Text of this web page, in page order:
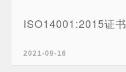
ISO14001:2015证书
2021-09-16